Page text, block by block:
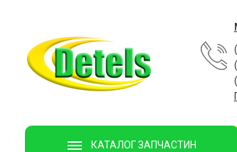
КАТАЛОГ ЗАПЧАСТИН